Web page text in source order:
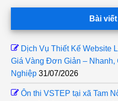
Bài
Dịch Vụ Thiết Kế Website
Giá Vàng Đơn Giản – Nhanh,
Nghiệp 31/07/2026
Ôn thi VSTEP tại xã Tam